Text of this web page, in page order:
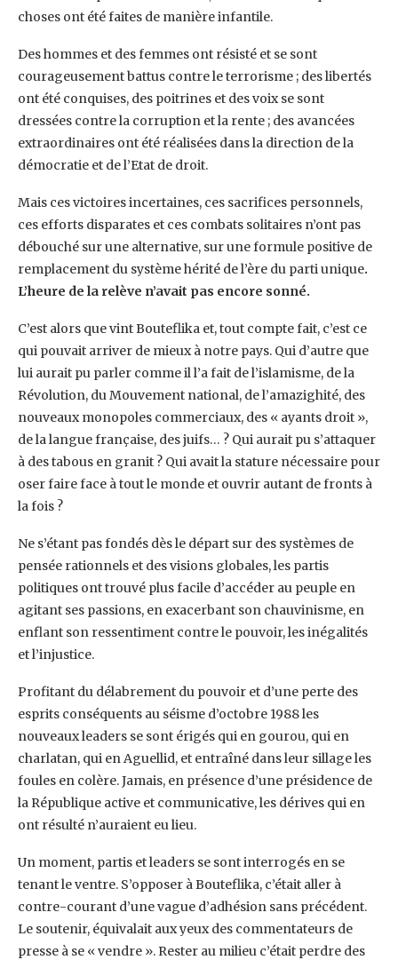
choses ont été faites de manière infantile.
Des hommes et des femmes ont résisté et se sont
courageusement battus contre le terrorisme ; des libertés
ont été conquises, des poitrines et des voix se sont
dressées contre la corruption et la rente ; des avancées
extraordinaires ont été réalisées dans la direction de la
démocratie et de l’Etat de droit.
Mais ces victoires incertaines, ces sacrifices personnels,
ces efforts disparates et ces combats solitaires n’ont pas
débouché sur une alternative, sur une formule positive de
remplacement du système hérité de l’ère du parti unique.
L’heure de la relève n’avait pas encore sonné.
C’est alors que vint Bouteflika et, tout compte fait, c’est ce
qui pouvait arriver de mieux à notre pays. Qui d’autre que
lui aurait pu parler comme il l’a fait de l’islamisme, de la
Révolution, du Mouvement national, de l’amazighité, des
nouveaux monopoles commerciaux, des « ayants droit »,
de la langue française, des juifs… ? Qui aurait pu s’attaquer
à des tabous en granit ? Qui avait la stature nécessaire pour
oser faire face à tout le monde et ouvrir autant de fronts à
la fois ?
Ne s’étant pas fondés dès le départ sur des systèmes de
pensée rationnels et des visions globales, les partis
politiques ont trouvé plus facile d’accéder au peuple en
agitant ses passions, en exacerbant son chauvinisme, en
enflant son ressentiment contre le pouvoir, les inégalités
et l’injustice.
Profitant du délabrement du pouvoir et d’une perte des
esprits conséquents au séisme d’octobre 1988 les
nouveaux leaders se sont érigés qui en gourou, qui en
charlatan, qui en Aguellid, et entraîné dans leur sillage les
foules en colère. Jamais, en présence d’une présidence de
la République active et communicative, les dérives qui en
ont résulté n’auraient eu lieu.
Un moment, partis et leaders se sont interrogés en se
tenant le ventre. S’opposer à Bouteflika, c’était aller à
contre-courant d’une vague d’adhésion sans précédent.
Le soutenir, équivalait aux yeux des commentateurs de
presse à se « vendre ». Rester au milieu c’était perdre des